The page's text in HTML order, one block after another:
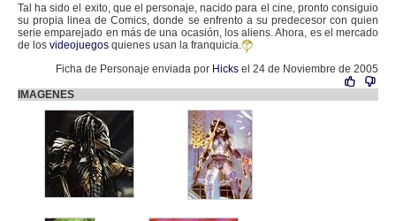
Tal ha sido el exito, que el personaje, nacido para el cine, pronto consiguio
su propia linea de Comics, donde se enfrento a su predecesor con quien
serie emparejado en más de una ocasión, los aliens. Ahora, es el mercado
de los videojuegos quienes usan la franquicia.
Ficha de Personaje enviada por Hicks el 24 de Noviembre de 2005
IMAGENES